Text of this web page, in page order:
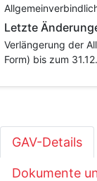
Letzte
Verlängerung der
Form) bis zum
GAV-Details
Dokumente